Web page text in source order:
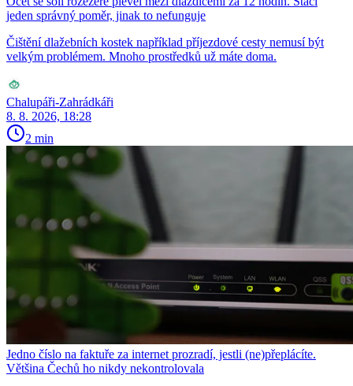
jeden správný poměr, jinak to nefunguje
Čištění dlažebních kostek například příjezdové cesty nemusí být
velkým problémem. Mnoho prostředků už máte doma.
Chalupáři-Zahrádkáři
8. 8. 2026, 18:28
2 min
Jedno číslo na faktuře za internet prozradí, jestli (ne)přeplácíte.
Většina Čechů ho nikdy nekontrolovala